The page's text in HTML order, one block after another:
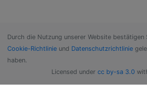
Durch die Nutzung unserer Website bestätigen
Cookie-Richtlinie und Datenschutzrichtlinie
haben.
Licensed under cc by-sa 3.0